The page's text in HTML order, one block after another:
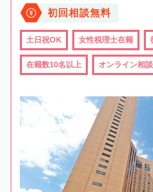
初回相談無料
土日祝OK 女性税理士在籍
在籍数10名以上 オンライン相